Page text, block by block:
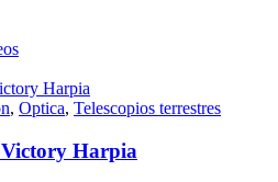
, Optica, Telescopios terrestres
Victory Harpia